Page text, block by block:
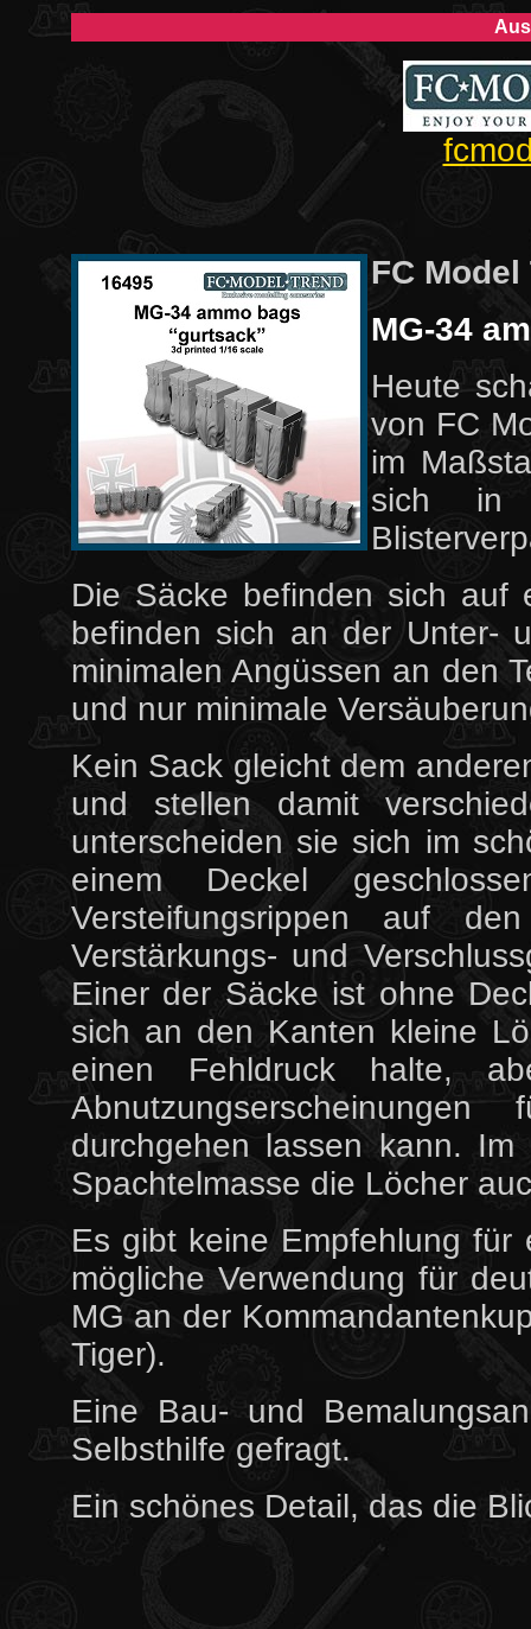
FC
MG-34
Heute
von FC
im
sich in
Die Säcke befinden sich auf
befinden sich an der Unter-
minimalen Angüssen an den
und nur minimale
Kein Sack gleicht dem
und stellen damit
unterscheiden sie sich im
einem Deckel
Versteifungsrippen auf
Verstärkungs- und
Einer der Säcke ist ohne
sich an den Kanten kleine
einen Fehldruck halte,
durchgehen lassen kann.
Spachtelmasse die Löcher
Es gibt keine Empfehlung
mögliche Verwendung für
MG an der
Tiger).
Eine Bau- und
Selbsthilfe gefragt.
Ein schönes Detail, das die